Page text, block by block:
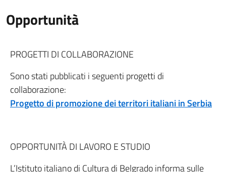
Opportunità
PROGETTI DI COLLABORAZIONE
Sono stati pubblicati i seguenti progetti di
collaborazione:
Progetto di promozione dei territori italiani in Serbia
OPPORTUNITÀ DI LAVORO E STUDIO
L’Istituto italiano di Cultura di Belgrado informa sulle